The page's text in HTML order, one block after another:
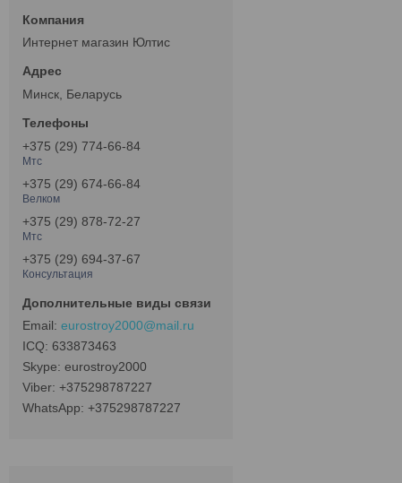
Интернет магазин Юлтис
Минск, Беларусь
+375 (29) 774-66-84
Мтс
+375 (29) 674-66-84
Велком
+375 (29) 878-72-27
Мтс
+375 (29) 694-37-67
Консультация
eurostroy2000@mail.ru
633873463
eurostroy2000
+375298787227
+375298787227